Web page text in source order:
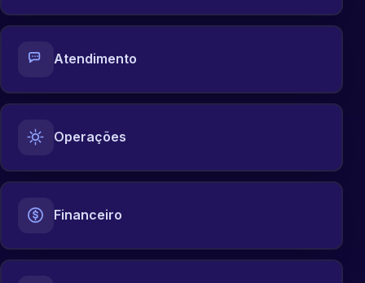
Atendimento
Operações
Financeiro